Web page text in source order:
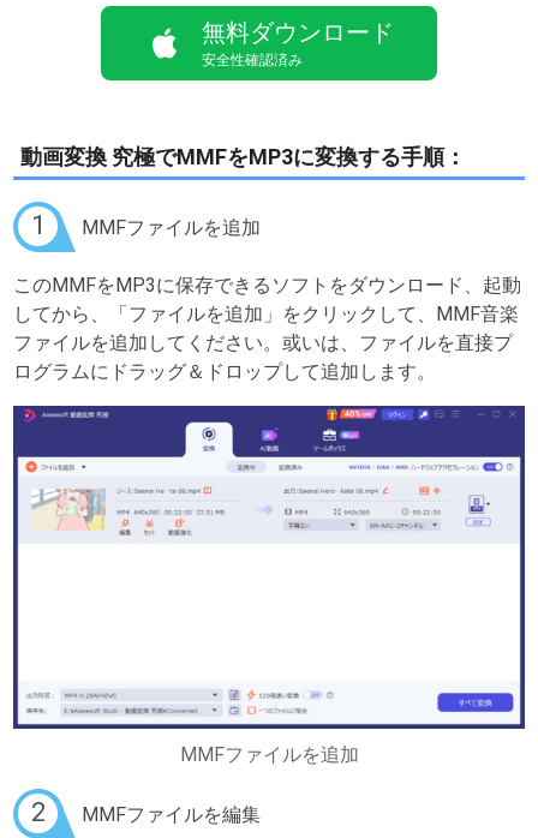
無料ダウンロード
安全性確認済み
動画変換 究極でMMFをMP3に変換する手順：
1 MMFファイルを追加
このMMFをMP3に保存できるソフトをダウンロード、起動
してから、「ファイルを追加」をクリックして、MMF音楽
ファイルを追加してください。或いは、ファイルを直接プ
ログラムにドラッグ＆ドロップして追加します。
MMFファイルを追加
2 MMFファイルを編集